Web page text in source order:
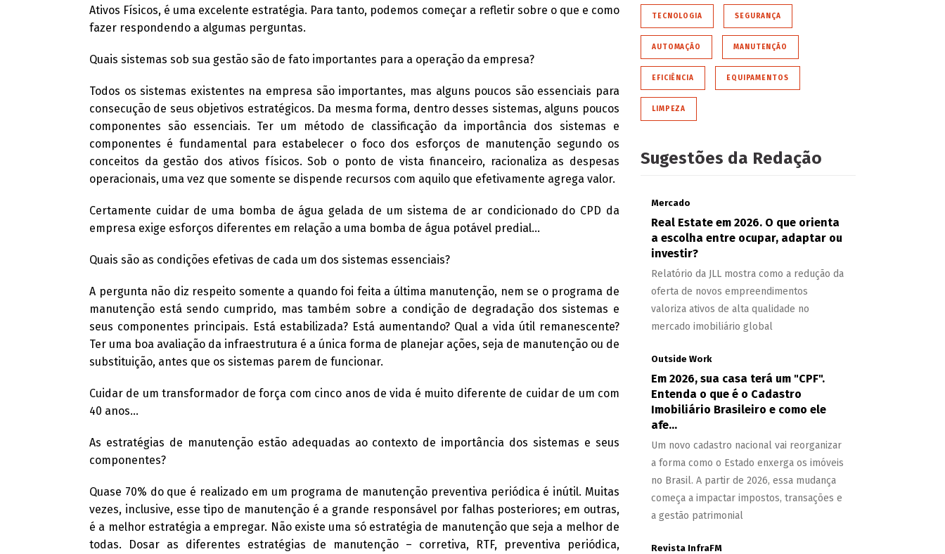
Ativos Físicos, é uma excelente estratégia. Para tanto, podemos começar a refletir sobre o que e como
fazer respondendo a algumas perguntas.
Quais sistemas sob sua gestão são de fato importantes para a operação da empresa?
Todos os sistemas existentes na empresa são importantes, mas alguns poucos são essenciais para
consecução de seus objetivos estratégicos. Da mesma forma, dentro desses sistemas, alguns poucos
componentes são essenciais. Ter um método de classificação da importância dos sistemas e
componentes é fundamental para estabelecer o foco dos esforços de manutenção segundo os
conceitos da gestão dos ativos físicos. Sob o ponto de vista financeiro, racionaliza as despesas
operacionais, uma vez que somente se dispende recursos com aquilo que efetivamente agrega valor.
Certamente cuidar de uma bomba de água gelada de um sistema de ar condicionado do CPD da
empresa exige esforços diferentes em relação a uma bomba de água potável predial…
Quais são as condições efetivas de cada um dos sistemas essenciais?
A pergunta não diz respeito somente a quando foi feita a última manutenção, nem se o programa de
manutenção está sendo cumprido, mas também sobre a condição de degradação dos sistemas e
seus componentes principais. Está estabilizada? Está aumentando? Qual a vida útil remanescente?
Ter uma boa avaliação da infraestrutura é a única forma de planejar ações, seja de manutenção ou de
substituição, antes que os sistemas parem de funcionar.
Cuidar de um transformador de força com cinco anos de vida é muito diferente de cuidar de um com
40 anos…
As estratégias de manutenção estão adequadas ao contexto de importância dos sistemas e seus
componentes?
Quase 70% do que é realizado em um programa de manutenção preventiva periódica é inútil. Muitas
vezes, inclusive, esse tipo de manutenção é a grande responsável por falhas posteriores; em outras,
é a melhor estratégia a empregar. Não existe uma só estratégia de manutenção que seja a melhor de
todas. Dosar as diferentes estratégias de manutenção – corretiva, RTF, preventiva periódica,
TECNOLOGIA SEGURANÇA
AUTOMAÇÃO MANUTENÇÃO
EFICIÊNCIA EQUIPAMENTOS
LIMPEZA
Sugestões da Redação
Mercado
Real Estate em 2026. O que orienta
a escolha entre ocupar, adaptar ou
investir?
Relatório da JLL mostra como a redução da
oferta de novos empreendimentos
valoriza ativos de alta qualidade no
mercado imobiliário global
Outside Work
Em 2026, sua casa terá um "CPF".
Entenda o que é o Cadastro
Imobiliário Brasileiro e como ele
afe...
Um novo cadastro nacional vai reorganizar
a forma como o Estado enxerga os imóveis
no Brasil. A partir de 2026, essa mudança
começa a impactar impostos, transações e
a gestão patrimonial
Revista InfraFM